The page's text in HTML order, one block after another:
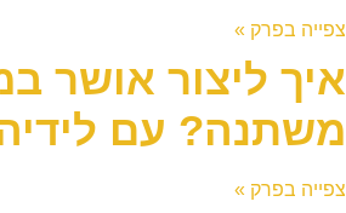
צפייה בפרק »
איך ליצור אושר
משתנה? עם
צפייה בפרק »